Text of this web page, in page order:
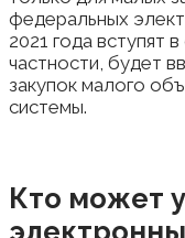
федеральных
2021 года вступят
частности, будет
закупок малого
системы.
Кто может